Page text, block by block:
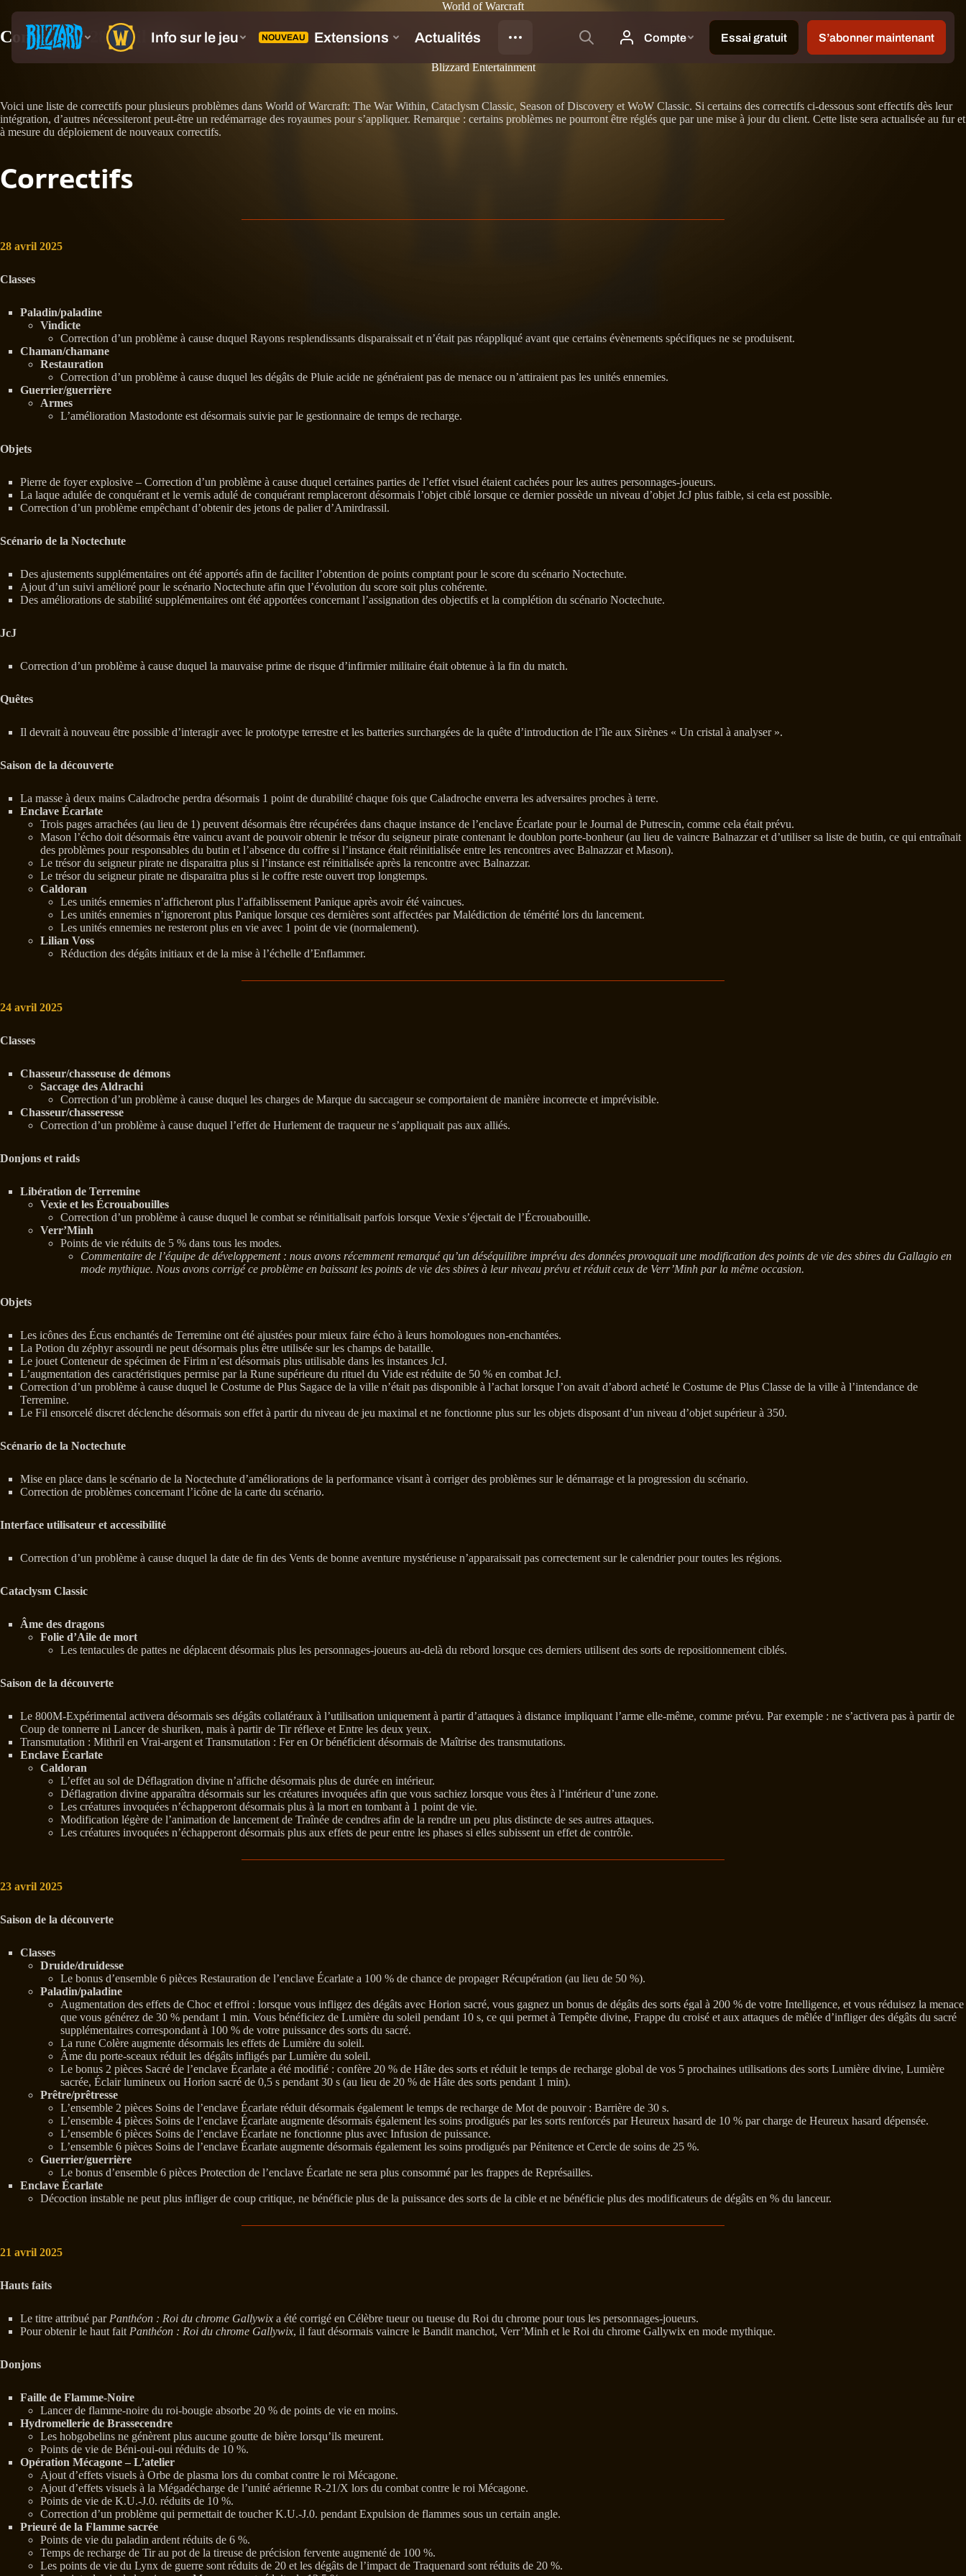
World of Warcraft
Correctifs : 28 avril 2025
Blizzard Entertainment
Voici une liste de correctifs pour plusieurs problèmes dans World of Warcraft: The War Within, Cataclysm Classic, Season of Discovery et WoW Classic. Si certains des correctifs ci-dessous sont effectifs dès leur
intégration, d’autres nécessiteront peut-être un redémarrage des royaumes pour s’appliquer. Remarque : certains problèmes ne pourront être réglés que par une mise à jour du client. Cette liste sera actualisée au fur et
à mesure du déploiement de nouveaux correctifs.
Correctifs
28 avril 2025
Classes
Paladin/paladine
Vindicte
Correction d’un problème à cause duquel Rayons resplendissants disparaissait et n’était pas réappliqué avant que certains évènements spécifiques ne se produisent.
Chaman/chamane
Restauration
Correction d’un problème à cause duquel les dégâts de Pluie acide ne généraient pas de menace ou n’attiraient pas les unités ennemies.
Guerrier/guerrière
Armes
L’amélioration Mastodonte est désormais suivie par le gestionnaire de temps de recharge.
Objets
Pierre de foyer explosive – Correction d’un problème à cause duquel certaines parties de l’effet visuel étaient cachées pour les autres personnages-joueurs.
La laque adulée de conquérant et le vernis adulé de conquérant remplaceront désormais l’objet ciblé lorsque ce dernier possède un niveau d’objet JcJ plus faible, si cela est possible.
Correction d’un problème empêchant d’obtenir des jetons de palier d’Amirdrassil.
Scénario de la Noctechute
Des ajustements supplémentaires ont été apportés afin de faciliter l’obtention de points comptant pour le score du scénario Noctechute.
Ajout d’un suivi amélioré pour le scénario Noctechute afin que l’évolution du score soit plus cohérente.
Des améliorations de stabilité supplémentaires ont été apportées concernant l’assignation des objectifs et la complétion du scénario Noctechute.
JcJ
Correction d’un problème à cause duquel la mauvaise prime de risque d’infirmier militaire était obtenue à la fin du match.
Quêtes
Il devrait à nouveau être possible d’interagir avec le prototype terrestre et les batteries surchargées de la quête d’introduction de l’île aux Sirènes « Un cristal à analyser ».
Saison de la découverte
La masse à deux mains Caladroche perdra désormais 1 point de durabilité chaque fois que Caladroche enverra les adversaires proches à terre.
Enclave Écarlate
Trois pages arrachées (au lieu de 1) peuvent désormais être récupérées dans chaque instance de l’enclave Écarlate pour le Journal de Putrescin, comme cela était prévu.
Mason l’écho doit désormais être vaincu avant de pouvoir obtenir le trésor du seigneur pirate contenant le doublon porte-bonheur (au lieu de vaincre Balnazzar et d’utiliser sa liste de butin, ce qui entraînait
des problèmes pour responsables du butin et l’absence du coffre si l’instance était réinitialisée entre les rencontres avec Balnazzar et Mason).
Le trésor du seigneur pirate ne disparaitra plus si l’instance est réinitialisée après la rencontre avec Balnazzar.
Le trésor du seigneur pirate ne disparaitra plus si le coffre reste ouvert trop longtemps.
Caldoran
Les unités ennemies n’afficheront plus l’affaiblissement Panique après avoir été vaincues.
Les unités ennemies n’ignoreront plus Panique lorsque ces dernières sont affectées par Malédiction de témérité lors du lancement.
Les unités ennemies ne resteront plus en vie avec 1 point de vie (normalement).
Lilian Voss
Réduction des dégâts initiaux et de la mise à l’échelle d’Enflammer.
24 avril 2025
Classes
Chasseur/chasseuse de démons
Saccage des Aldrachi
Correction d’un problème à cause duquel les charges de Marque du saccageur se comportaient de manière incorrecte et imprévisible.
Chasseur/chasseresse
Correction d’un problème à cause duquel l’effet de Hurlement de traqueur ne s’appliquait pas aux alliés.
Donjons et raids
Libération de Terremine
Vexie et les Écrouabouilles
Correction d’un problème à cause duquel le combat se réinitialisait parfois lorsque Vexie s’éjectait de l’Écrouabouille.
Verr’Minh
Points de vie réduits de 5 % dans tous les modes.
Commentaire de l’équipe de développement : nous avons récemment remarqué qu’un déséquilibre imprévu des données provoquait une modification des points de vie des sbires du Gallagio en
mode mythique. Nous avons corrigé ce problème en baissant les points de vie des sbires à leur niveau prévu et réduit ceux de Verr’Minh par la même occasion.
Objets
Les icônes des Écus enchantés de Terremine ont été ajustées pour mieux faire écho à leurs homologues non-enchantées.
La Potion du zéphyr assourdi ne peut désormais plus être utilisée sur les champs de bataille.
Le jouet Conteneur de spécimen de Firim n’est désormais plus utilisable dans les instances JcJ.
L’augmentation des caractéristiques permise par la Rune supérieure du rituel du Vide est réduite de 50 % en combat JcJ.
Correction d’un problème à cause duquel le Costume de Plus Sagace de la ville n’était pas disponible à l’achat lorsque l’on avait d’abord acheté le Costume de Plus Classe de la ville à l’intendance de
Terremine.
Le Fil ensorcelé discret déclenche désormais son effet à partir du niveau de jeu maximal et ne fonctionne plus sur les objets disposant d’un niveau d’objet supérieur à 350.
Scénario de la Noctechute
Mise en place dans le scénario de la Noctechute d’améliorations de la performance visant à corriger des problèmes sur le démarrage et la progression du scénario.
Correction de problèmes concernant l’icône de la carte du scénario.
Interface utilisateur et accessibilité
Correction d’un problème à cause duquel la date de fin des Vents de bonne aventure mystérieuse n’apparaissait pas correctement sur le calendrier pour toutes les régions.
Cataclysm Classic
Âme des dragons
Folie d’Aile de mort
Les tentacules de pattes ne déplacent désormais plus les personnages-joueurs au-delà du rebord lorsque ces derniers utilisent des sorts de repositionnement ciblés.
Saison de la découverte
Le 800M-Expérimental activera désormais ses dégâts collatéraux à l’utilisation uniquement à partir d’attaques à distance impliquant l’arme elle-même, comme prévu. Par exemple : ne s’activera pas à partir de
Coup de tonnerre ni Lancer de shuriken, mais à partir de Tir réflexe et Entre les deux yeux.
Transmutation : Mithril en Vrai-argent et Transmutation : Fer en Or bénéficient désormais de Maîtrise des transmutations.
Enclave Écarlate
Caldoran
L’effet au sol de Déflagration divine n’affiche désormais plus de durée en intérieur.
Déflagration divine apparaîtra désormais sur les créatures invoquées afin que vous sachiez lorsque vous êtes à l’intérieur d’une zone.
Les créatures invoquées n’échapperont désormais plus à la mort en tombant à 1 point de vie.
Modification légère de l’animation de lancement de Traînée de cendres afin de la rendre un peu plus distincte de ses autres attaques.
Les créatures invoquées n’échapperont désormais plus aux effets de peur entre les phases si elles subissent un effet de contrôle.
23 avril 2025
Saison de la découverte
Classes
Druide/druidesse
Le bonus d’ensemble 6 pièces Restauration de l’enclave Écarlate a 100 % de chance de propager Récupération (au lieu de 50 %).
Paladin/paladine
Augmentation des effets de Choc et effroi : lorsque vous infligez des dégâts avec Horion sacré, vous gagnez un bonus de dégâts des sorts égal à 200 % de votre Intelligence, et vous réduisez la menace
que vous générez de 30 % pendant 1 min. Vous bénéficiez de Lumière du soleil pendant 10 s, ce qui permet à Tempête divine, Frappe du croisé et aux attaques de mêlée d’infliger des dégâts du sacré
supplémentaires correspondant à 100 % de votre puissance des sorts du sacré.
La rune Colère augmente désormais les effets de Lumière du soleil.
Âme du porte-sceaux réduit les dégâts infligés par Lumière du soleil.
Le bonus 2 pièces Sacré de l’enclave Écarlate a été modifié : confère 20 % de Hâte des sorts et réduit le temps de recharge global de vos 5 prochaines utilisations des sorts Lumière divine, Lumière
sacrée, Éclair lumineux ou Horion sacré de 0,5 s pendant 30 s (au lieu de 20 % de Hâte des sorts pendant 1 min).
Prêtre/prêtresse
L’ensemble 2 pièces Soins de l’enclave Écarlate réduit désormais également le temps de recharge de Mot de pouvoir : Barrière de 30 s.
L’ensemble 4 pièces Soins de l’enclave Écarlate augmente désormais également les soins prodigués par les sorts renforcés par Heureux hasard de 10 % par charge de Heureux hasard dépensée.
L’ensemble 6 pièces Soins de l’enclave Écarlate ne fonctionne plus avec Infusion de puissance.
L’ensemble 6 pièces Soins de l’enclave Écarlate augmente désormais également les soins prodigués par Pénitence et Cercle de soins de 25 %.
Guerrier/guerrière
Le bonus d’ensemble 6 pièces Protection de l’enclave Écarlate ne sera plus consommé par les frappes de Représailles.
Enclave Écarlate
Décoction instable ne peut plus infliger de coup critique, ne bénéficie plus de la puissance des sorts de la cible et ne bénéficie plus des modificateurs de dégâts en % du lanceur.
21 avril 2025
Hauts faits
Le titre attribué par Panthéon : Roi du chrome Gallywix a été corrigé en Célèbre tueur ou tueuse du Roi du chrome pour tous les personnages-joueurs.
Pour obtenir le haut fait Panthéon : Roi du chrome Gallywix, il faut désormais vaincre le Bandit manchot, Verr’Minh et le Roi du chrome Gallywix en mode mythique.
Donjons
Faille de Flamme-Noire
Lancer de flamme-noire du roi-bougie absorbe 20 % de points de vie en moins.
Hydromellerie de Brassecendre
Les hobgobelins ne génèrent plus aucune goutte de bière lorsqu’ils meurent.
Points de vie de Béni-oui-oui réduits de 10 %.
Opération Mécagone – L’atelier
Ajout d’effets visuels à Orbe de plasma lors du combat contre le roi Mécagone.
Ajout d’effets visuels à la Mégadécharge de l’unité aérienne R-21/X lors du combat contre le roi Mécagone.
Points de vie de K.U.-J.0. réduits de 10 %.
Correction d’un problème qui permettait de toucher K.U.-J.0. pendant Expulsion de flammes sous un certain angle.
Prieuré de la Flamme sacrée
Points de vie du paladin ardent réduits de 6 %.
Temps de recharge de Tir au pot de la tireuse de précision fervente augmenté de 100 %.
Les points de vie du Lynx de guerre sont réduits de 20 et les dégâts de l’impact de Traquenard sont réduits de 20 %.